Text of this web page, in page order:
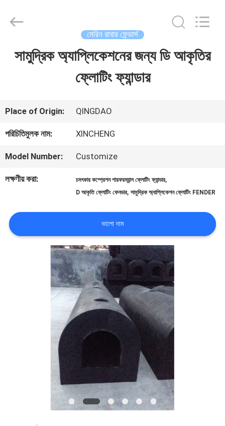
বাড়ি
VR
প্রদর্শন
আমাদের
সম্পর্কে
Rubber
Products
মেরিন রাবার ফেন্ডার্স
সামুদ্রিক অ্যাপ্লিকেশনের জন্য ডি আকৃতির
ফ্লোটিং ফ্যান্ডার
Place of Origin: QINGDAO
পরিচিতিমুলক নাম: XINCHENG
Model Number: Customize
লক্ষণীয় করা: চমৎকার কম্প্রেশন পারফরম্যান্স ফ্লোটিং ফ্যান্ডার,
D আকৃতি ফ্লোটিং ফেনডার,সামুদ্রিক অ্যাপ্লিকেশন ফ্লোটিং FENDER
ভালো দাম